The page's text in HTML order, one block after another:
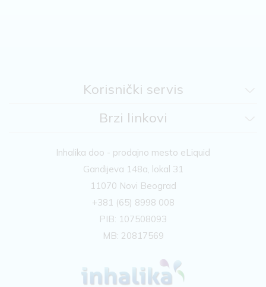
Korisnički servis
Brzi linkovi
Inhalika doo - prodajno mesto eLiquid
Gandijeva 148a, lokal 31
11070 Novi Beograd
+381 (65) 8998 008
PIB: 107508093
MB: 20817569